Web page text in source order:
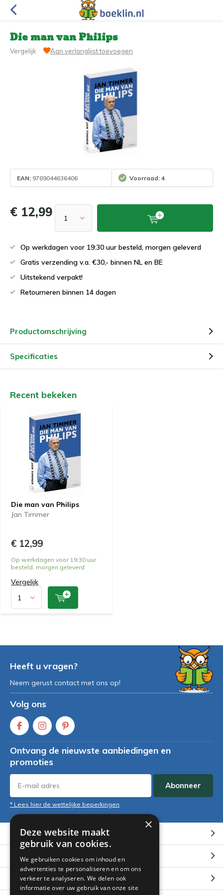
Die man van Philips
Vergelijk Aan verlanglijst toevoegen
EAN: 9789044636406 Voorraad: 4
€ 12,99
Op werkdagen voor 19:30 uur besteld, morgen geleverd
Gratis verzending v.a. €30,- binnen NL en BE
Uitstekend verpakt!
Retourneren binnen 14 dagen
Productomschrijving
Specificaties
Recent bekeken
Die man van Philips
Jan Timmer
€ 12,99
Op werkdagen voor 19:30 uur
besteld, morgen geleverd
Vergelijk
Heeft u vragen?
Neem gerust contact met ons op!
Volg ons
Ontvang de nieuwste aanbiedingen en
promoties
Abonneer
* Lees hier de wettelijke beperkingen
Klantenservice
Mijn account
Categorieën
×
Deze website maakt
gebruik van cookies.
We gebruiken cookies om inhoud en
advertenties te personaliseren en om ons
verkeer te analyseren. We delen ook
informatie over uw gebruik van onze site